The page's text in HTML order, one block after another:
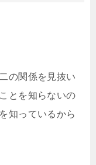
の関係を見抜い
とを知らないの
知っているから